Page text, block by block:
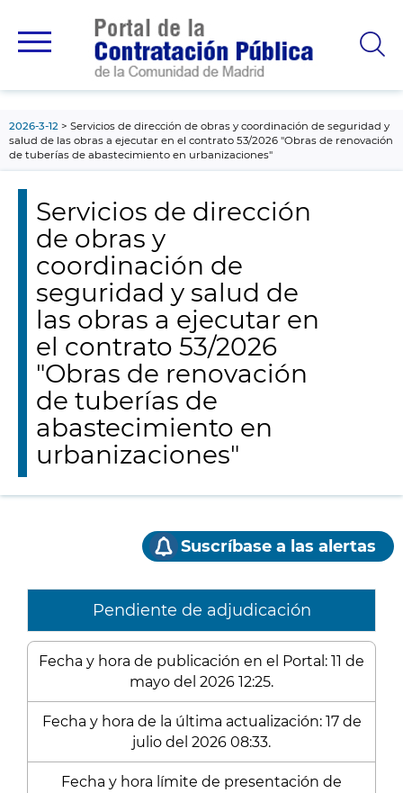
principal
2026-3-12
Servicios de dirección de obras y coordinación de seguridad y
salud de las obras a ejecutar en el contrato 53/2026 "Obras de renovación
de tuberías de abastecimiento en urbanizaciones"
Servicios de dirección
de obras y
coordinación de
seguridad y salud de
las obras a ejecutar en
el contrato 53/2026
"Obras de renovación
de tuberías de
abastecimiento en
urbanizaciones"
Suscríbase a las alertas
Pendiente de adjudicación
Fecha y hora de publicación en el Portal: 11 de
mayo del 2026 12:25.
Fecha y hora de la última actualización: 17 de
julio del 2026 08:33.
Fecha y hora límite de presentación de